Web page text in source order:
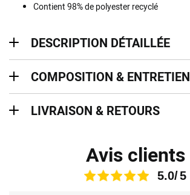
Contient 98% de polyester recyclé
DESCRIPTION DÉTAILLÉE
COMPOSITION & ENTRETIEN
LIVRAISON & RETOURS
Avis clients
5.0